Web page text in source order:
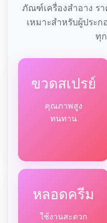
ภัณฑ์เครื่องสำอาง ร
เหมาะสำหรับผู้ประก
ทุ
ขวดสเปรย์
คุณภาพสูง
ทนทาน
หลอดครีม
ใช้งานสะดวก